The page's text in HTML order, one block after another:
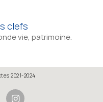
clefs
vie, patrimoine.
2021-2024